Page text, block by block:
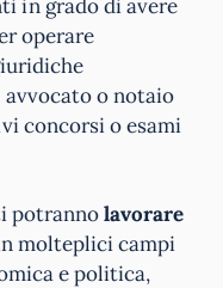
in grado di avere
operare
o notaio
concorsi o esami
potrannolavorare
molteplici campi
e politica,